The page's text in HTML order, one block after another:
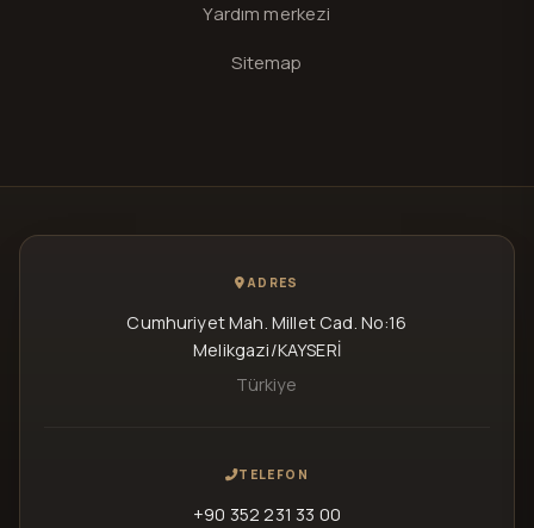
Yardım merkezi
Sitemap
ADRES
Cumhuriyet Mah. Millet Cad. No:16
Melikgazi/KAYSERİ
Türkiye
TELEFON
+90 352 231 33 00